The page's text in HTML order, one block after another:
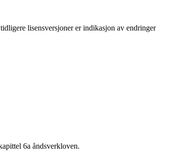
lisensversjoner er indikasjon av endringer
6a åndsverkloven.